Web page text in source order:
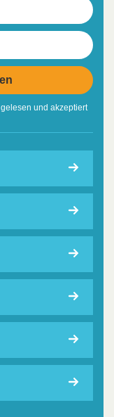
gelesen und akzeptiert